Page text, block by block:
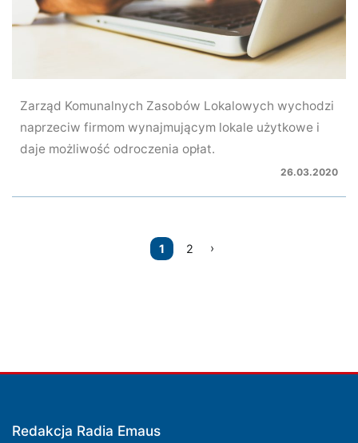
Zarząd Komunalnych Zasobów Lokalowych wychodzi
naprzeciw firmom wynajmującym lokale użytkowe i
daje możliwość odroczenia opłat.
26.03.2020
1 2
Redakcja Radia Emaus